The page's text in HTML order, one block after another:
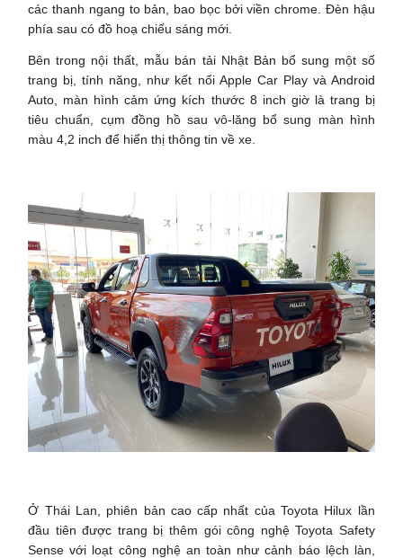
các thanh ngang to bản, bao bọc bởi viền chrome. Đèn hậu
phía sau có đồ hoạ chiếu sáng mới.
Bên trong nội thất, mẫu bán tải Nhật Bản bổ sung một số
trang bị, tính năng, như kết nối Apple Car Play và Android
Auto, màn hình cảm ứng kích thước 8 inch giờ là trang bị
tiêu chuẩn, cụm đồng hồ sau vô-lăng bổ sung màn hình
màu 4,2 inch để hiển thị thông tin về xe.
Ở Thái Lan, phiên bản cao cấp nhất của Toyota Hilux lần
đầu tiên được trang bị thêm gói công nghệ Toyota Safety
Sense với loạt công nghệ an toàn như cảnh báo lệch làn,